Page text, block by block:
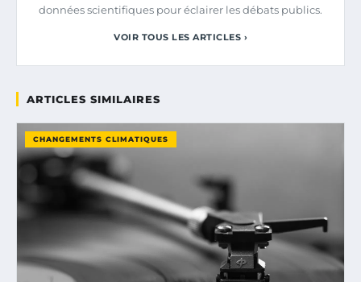
données scientifiques pour éclairer les débats publics.
VOIR TOUS LES ARTICLES ›
ARTICLES SIMILAIRES
CHANGEMENTS CLIMATIQUES